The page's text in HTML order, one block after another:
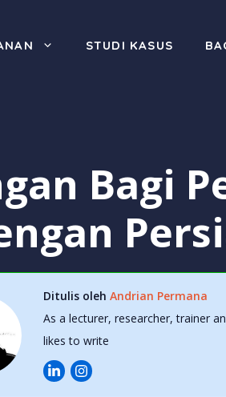
STUDI KASUS
Bagi
Ditulis oleh Andrian Permana
As a lecturer, researcher, trainer
likes to write